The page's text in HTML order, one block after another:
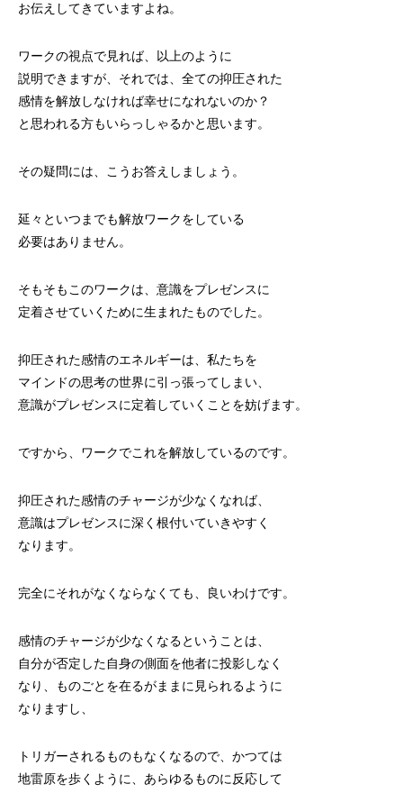
お伝えしてきていますよね。
ワークの視点で見れば、以上のように
説明できますが、それでは、全ての抑圧された
感情を解放しなければ幸せになれないのか？
と思われる方もいらっしゃるかと思います。
その疑問には、こうお答えしましょう。
延々といつまでも解放ワークをしている
必要はありません。
そもそもこのワークは、意識をプレゼンスに
定着させていくために生まれたものでした。
抑圧された感情のエネルギーは、私たちを
マインドの思考の世界に引っ張ってしまい、
意識がプレゼンスに定着していくことを妨げます。
ですから、ワークでこれを解放しているのです。
抑圧された感情のチャージが少なくなれば、
意識はプレゼンスに深く根付いていきやすく
なります。
完全にそれがなくならなくても、良いわけです。
感情のチャージが少なくなるということは、
自分が否定した自身の側面を他者に投影しなく
なり、ものごとを在るがままに見られるように
なりますし、
トリガーされるものもなくなるので、かつては
地雷原を歩くように、あらゆるものに反応して